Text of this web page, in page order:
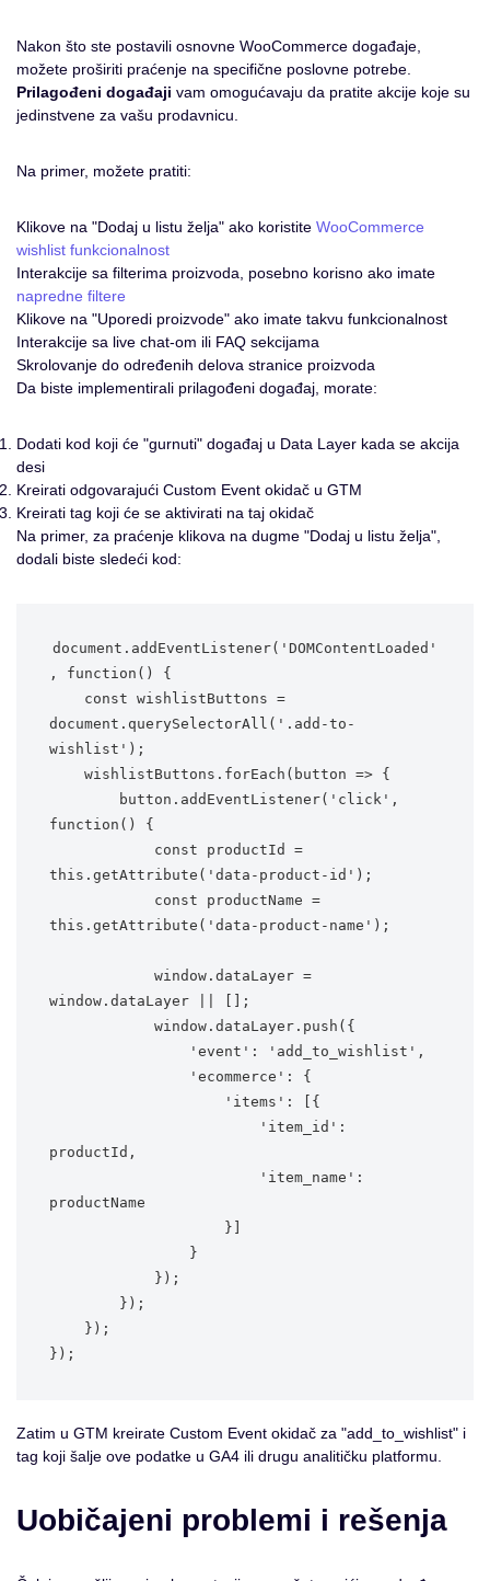
Nakon što ste postavili osnovne WooCommerce događaje,
možete proširiti praćenje na specifične poslovne potrebe.
Prilagođeni događaji vam omogućavaju da pratite akcije koje su
jedinstvene za vašu prodavnicu.
Na primer, možete pratiti:
Klikove na "Dodaj u listu želja" ako koristite WooCommerce
wishlist funkcionalnost
Interakcije sa filterima proizvoda, posebno korisno ako imate
napredne filtere
Klikove na "Uporedi proizvode" ako imate takvu funkcionalnost
Interakcije sa live chat-om ili FAQ sekcijama
Skrolovanje do određenih delova stranice proizvoda
Da biste implementirali prilagođeni događaj, morate:
Dodati kod koji će "gurnuti" događaj u Data Layer kada se akcija
desi
Kreirati odgovarajući Custom Event okidač u GTM
Kreirati tag koji će se aktivirati na taj okidač
Na primer, za praćenje klikova na dugme "Dodaj u listu želja",
dodali biste sledeći kod:
document.addEventListener('DOMContentLoaded'
, function() {
document.querySelectorAll('.add-to-
wishlist');
function() {
this.getAttribute('data-product-id');
this.getAttribute('data-product-name');
window.dataLayer || [];
productId,
productName
Zatim u GTM kreirate Custom Event okidač za "add_to_wishlist" i
tag koji šalje ove podatke u GA4 ili drugu analitičku platformu.
Uobičajeni problemi i rešenja